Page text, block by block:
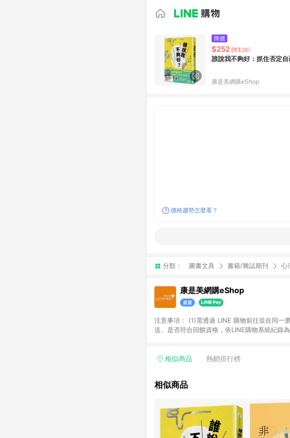
降價
$252 (降$28)
誰說我不夠好：抓住否定
康是美網購eShop
價格趨勢怎麼看？
分類： 圖書文具 書籍/雜誌期刊 心
康是美網購eShop
注意事項：​ (1)需透過 LINE 購物前往並在同一
送。​是否符合回饋資格，依LINE購物系統紀錄
「LINE購物通知」之官方帳號訊息通知。亦可
相似商品 熱銷排行榜
相似商品